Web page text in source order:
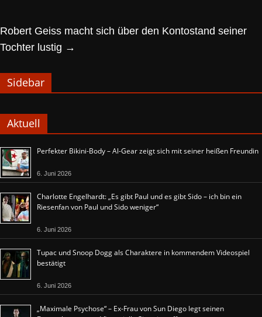
Robert Geiss macht sich über den Kontostand seiner
Tochter lustig →
Sidebar
Aktuell
Perfekter Bikini-Body – Al-Gear zeigt sich mit seiner heißen Freundin
6. Juni 2026
Charlotte Engelhardt: „Es gibt Paul und es gibt Sido – ich bin ein
Riesenfan von Paul und Sido weniger“
6. Juni 2026
Tupac und Snoop Dogg als Charaktere in kommendem Videospiel
bestätigt
6. Juni 2026
„Maximale Psychose“ – Ex-Frau von Sun Diego legt seinen